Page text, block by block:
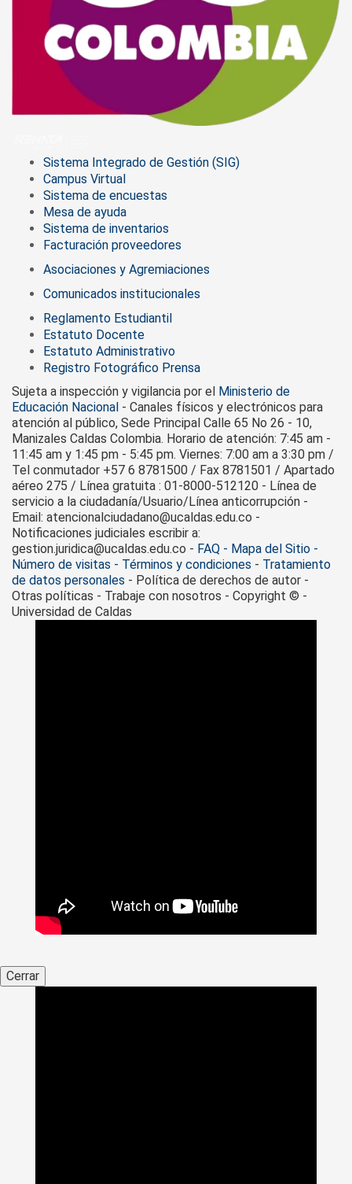
Sistema Integrado de Gestión (SIG)
Campus Virtual
Sistema de encuestas
Mesa de ayuda
Sistema de inventarios
Facturación proveedores
Asociaciones y Agremiaciones
Comunicados institucionales
Reglamento Estudiantil
Estatuto Docente
Estatuto Administrativo
Registro Fotográfico Prensa
Sujeta a inspección y vigilancia por el Ministerio de
Educación Nacional - Canales físicos y electrónicos para
atención al público, Sede Principal Calle 65 No 26 - 10,
Manizales Caldas Colombia. Horario de atención: 7:45 am -
11:45 am y 1:45 pm - 5:45 pm. Viernes: 7:00 am a 3:30 pm /
Tel conmutador +57 6 8781500 / Fax 8781501 / Apartado
aéreo 275 / Línea gratuita : 01-8000-512120 - Línea de
servicio a la ciudadanía/Usuario/Línea anticorrupción -
Email: atencionalciudadano@ucaldas.edu.co -
Notificaciones judiciales escribir a:
gestion.juridica@ucaldas.edu.co - FAQ - Mapa del Sitio -
Número de visitas - Términos y condiciones - Tratamiento
de datos personales - Política de derechos de autor -
Otras políticas - Trabaje con nosotros - Copyright © -
Universidad de Caldas
Cerrar